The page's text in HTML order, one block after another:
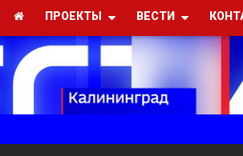
ПРОЕКТЫ ВЕСТИ